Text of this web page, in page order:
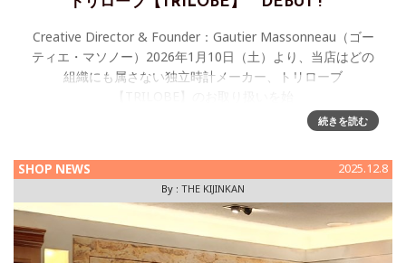
Creative Director & Founder：Gautier Massonneau（ゴー
ティエ・マソノー）2026年1月10日（土）より、当店はどの
組織にも属さない独立時計メーカー、トリローブ
続きを読む
SHOP NEWS 2025.12.8
By : THE KIJINKAN